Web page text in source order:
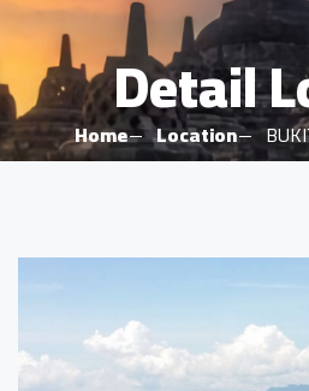
Detail
Home Location